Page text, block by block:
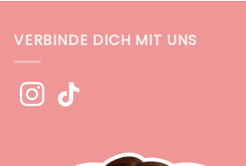
VERBINDE DICH MIT UNS